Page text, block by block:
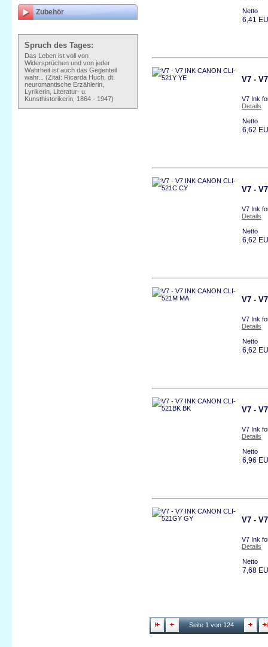
Netto
6,41
V7 -
V7 Ink
Details
Netto
6,62
V7 -
V7 Ink
Details
Netto
6,62
V7 -
V7 Ink
Details
Netto
6,62
V7 -
V7 Ink
Details
Netto
6,96
V7 -
V7 Ink
Details
Netto
7,68
Seite 1 von 124
Zubehör
Spruch des Tages:
Das Leben ist voll von
Widersprüchen und von jeder
Wahrheit ist auch das Gegenteil
wahr... (Zitat: Ricarda Huch, dt.
neuromantische Erzählerin,
Lyrikerin, Literatur- u.
Kunsthistorikerin, 1864 - 1947)